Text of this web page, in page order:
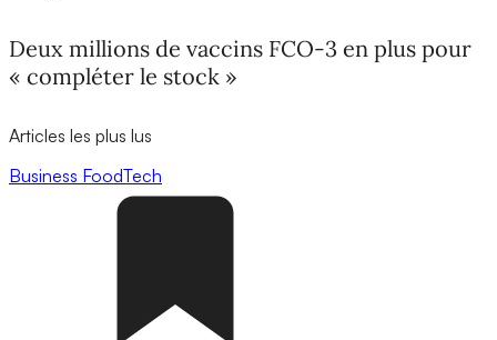
Deux millions de vaccins FCO-3 en plus pour
« compléter le stock »
Articles les plus lus
Business FoodTech